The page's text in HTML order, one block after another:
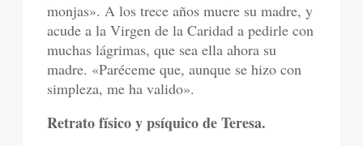
monjas». A los trece años muere su madre, y
acude a la Virgen de la Caridad a pedirle con
muchas lágrimas, que sea ella ahora su
madre. «Paréceme que, aunque se hizo con
simpleza, me ha valido».
Retrato físico y psíquico de Teresa.